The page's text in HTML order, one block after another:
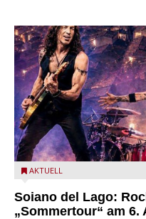
Stef Burns, Will Hunt und
AKTUELL
Soiano del Lago:
„Sommertour“ am 6.